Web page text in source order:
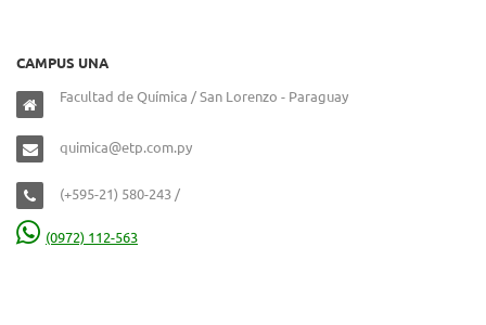
CAMPUS UNA
Facultad de Química / San Lorenzo - Paraguay
quimica@etp.com.py
(+595-21) 580-243 /
(0972) 112-563